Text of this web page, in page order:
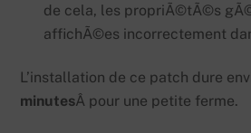
de cela, les propriÃ©tÃ©s
affichÃ©es incorrectement
L’installation de ce patch dure
minutesÂ pour une petite ferme.